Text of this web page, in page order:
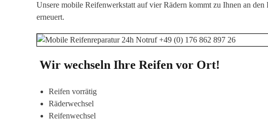
Unsere mobile Reifenwerkstatt auf vier Rädern kommt zu Ihnen an
erneuert.
Wir wechseln Ihre Reifen vor Ort!
Reifen vorrätig
Räderwechsel
Reifenwechsel